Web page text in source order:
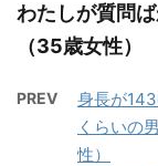
わたしが質問
（35歳女性）
PREV
身長が
くらいの
性）